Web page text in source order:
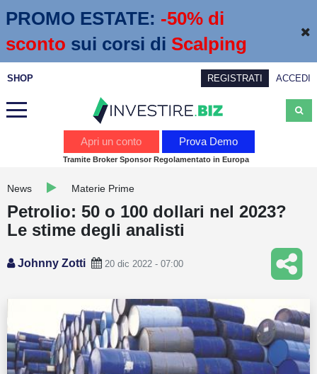
PROMO ESTATE: -50% di
sconto sui corsi di Scalping
SHOP REGISTRATI ACCEDI
Calendario economico
Webinar
Education
Guide
Quotazioni
Apri un conto Prova Demo
Tramite Broker Sponsor Regolamentato in Europa
News Materie Prime
Petrolio: 50 o 100 dollari nel 2023?
Le stime degli analisti
Johnny Zotti 20 dic 2022 - 07:00